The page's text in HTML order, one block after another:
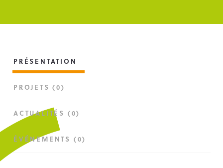
PRÉSENTATION
PROJETS (0)
ACTUALITÉS (0)
ÉVÉNEMENTS (0)